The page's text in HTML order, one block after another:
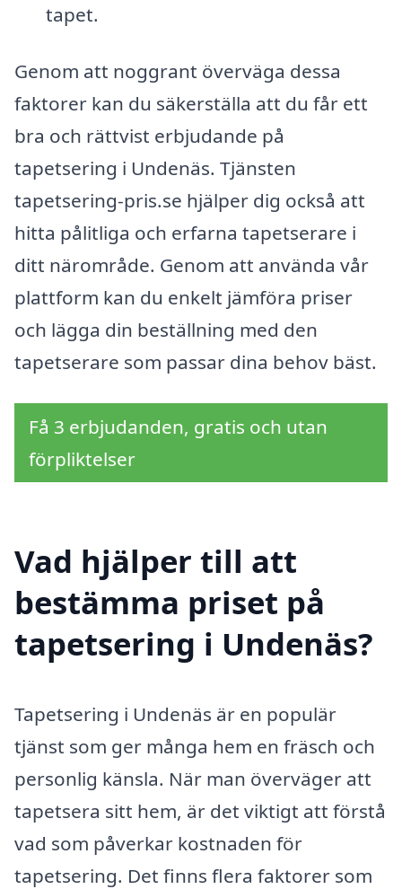
tapet.
Genom att noggrant överväga dessa
faktorer kan du säkerställa att du får ett
bra och rättvist erbjudande på
tapetsering i Undenäs. Tjänsten
tapetsering-pris.se hjälper dig också att
hitta pålitliga och erfarna tapetserare i
ditt närområde. Genom att använda vår
plattform kan du enkelt jämföra priser
och lägga din beställning med den
tapetserare som passar dina behov bäst.
Få 3 erbjudanden, gratis och utan
förpliktelser
Vad hjälper till att
bestämma priset på
tapetsering i Undenäs?
Tapetsering i Undenäs är en populär
tjänst som ger många hem en fräsch och
personlig känsla. När man överväger att
tapetsera sitt hem, är det viktigt att förstå
vad som påverkar kostnaden för
tapetsering. Det finns flera faktorer som